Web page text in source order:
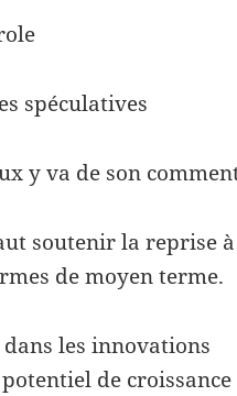
spéculatives
y va de son
soutenir la reprise
de moyen terme.
dans les innovations
de croissance